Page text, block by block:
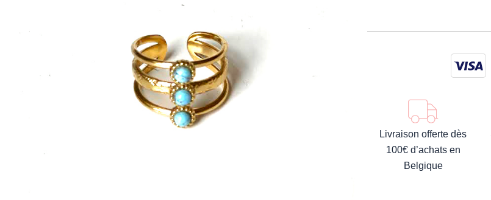
Livraison offerte dès
100€ d’achats en
Belgique